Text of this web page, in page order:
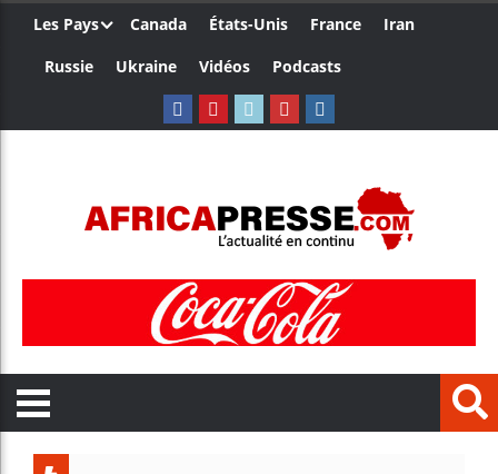
Les Pays Canada États-Unis France
Iran
Russie
Ukraine Vidéos Podcasts